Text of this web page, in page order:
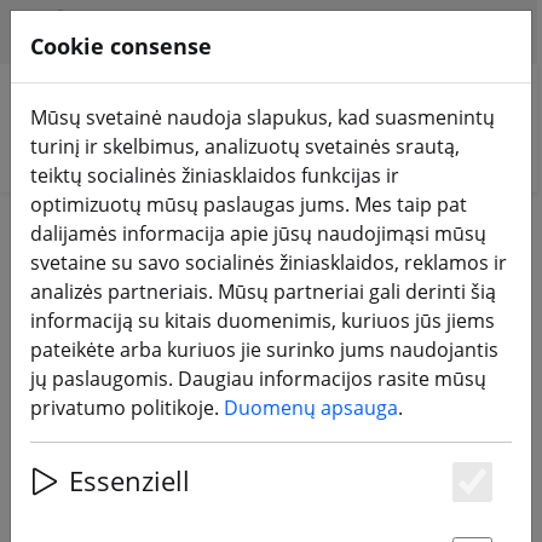
Ieškoti produktų
Home DJI parduotuvė
DJI
114 Products
Unterkategorien
Cookie consense
Mūsų svetainė naudoja slapukus, kad suasmenintų
turinį ir skelbimus, analizuotų svetainės srautą,
teiktų socialinės žiniasklaidos funkcijas ir
optimizuotų mūsų paslaugas jums. Mes taip pat
dalijamės informacija apie jūsų naudojimąsi mūsų
svetaine su savo socialinės žiniasklaidos, reklamos ir
analizės partneriais. Mūsų partneriai gali derinti šią
informaciją su kitais duomenimis, kuriuos jūs jiems
pateikėte arba kuriuos jie surinko jums naudojantis
jų paslaugomis. Daugiau informacijos rasite mūsų
privatumo politikoje. Duomenų apsauga.
Essenziell